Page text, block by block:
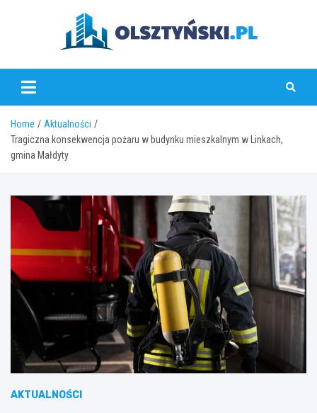
olsztynski.pl
Home
Aktualności
Tragiczna konsekwencja pożaru w budynku mieszkalnym w Linkach,
gmina Małdyty
AKTUALNOŚCI